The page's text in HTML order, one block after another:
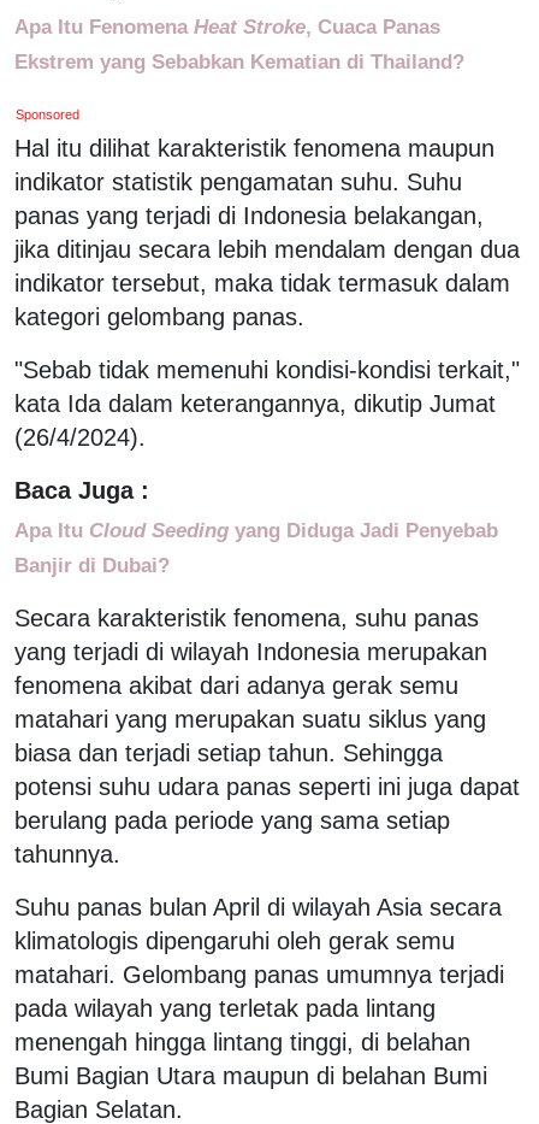
Apa Itu Fenomena Heat Stroke, Cuaca Panas
Ekstrem yang Sebabkan Kematian di Thailand?
Sponsored
Hal itu dilihat karakteristik fenomena maupun
indikator statistik pengamatan suhu. Suhu
panas yang terjadi di Indonesia belakangan,
jika ditinjau secara lebih mendalam dengan dua
indikator tersebut, maka tidak termasuk dalam
kategori gelombang panas.
"Sebab tidak memenuhi kondisi-kondisi terkait,"
kata Ida dalam keterangannya, dikutip Jumat
(26/4/2024).
Baca Juga :
Apa Itu Cloud Seeding yang Diduga Jadi Penyebab
Banjir di Dubai?
Secara karakteristik fenomena, suhu panas
yang terjadi di wilayah Indonesia merupakan
fenomena akibat dari adanya gerak semu
matahari yang merupakan suatu siklus yang
biasa dan terjadi setiap tahun. Sehingga
potensi suhu udara panas seperti ini juga dapat
berulang pada periode yang sama setiap
tahunnya.
Suhu panas bulan April di wilayah Asia secara
klimatologis dipengaruhi oleh gerak semu
matahari. Gelombang panas umumnya terjadi
pada wilayah yang terletak pada lintang
menengah hingga lintang tinggi, di belahan
Bumi Bagian Utara maupun di belahan Bumi
Bagian Selatan.